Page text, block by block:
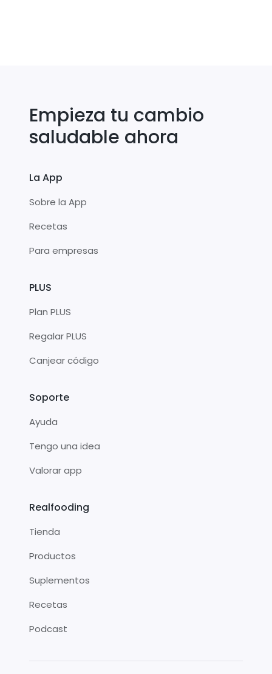
Empieza tu cambio
saludable ahora
La App
Sobre la App
Recetas
Para empresas
PLUS
Plan PLUS
Regalar PLUS
Canjear código
Soporte
Ayuda
Tengo una idea
Valorar app
Realfooding
Tienda
Productos
Suplementos
Recetas
Podcast